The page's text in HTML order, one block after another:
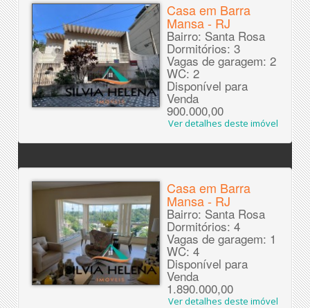
Casa em Barra
Mansa - RJ
Bairro: Santa Rosa
Dormitórios: 3
Vagas de garagem: 2
WC: 2
Disponível para
Venda
900.000,00
Ver detalhes deste imóvel
Casa em Barra
Mansa - RJ
Bairro: Santa Rosa
Dormitórios: 4
Vagas de garagem: 1
WC: 4
Disponível para
Venda
1.890.000,00
Ver detalhes deste imóvel